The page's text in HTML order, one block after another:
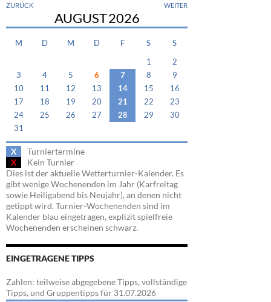
ZURÜCK WEITER
AUGUST2026
M D M D F S S
1
2
3
4 5 6 7 8
9
10
11 12 13 14 15
16
17
18 19 20 21 22
23
24
25 26 27 28 29
30
31
X
Turniertermine
X
Kein Turnier
Dies ist der aktuelle Wetterturnier-Kalender. Es
gibt wenige Wochenenden im Jahr (Karfreitag
sowie Heiligabend bis Neujahr), an denen nicht
getippt wird. Turnier-Wochenenden sind im
Kalender blau eingetragen, explizit spielfreie
Wochenenden erscheinen schwarz.
EINGETRAGENE TIPPS
Zahlen: teilweise abgegebene Tipps, vollständige
Tipps, und Gruppentipps für 31.07.2026